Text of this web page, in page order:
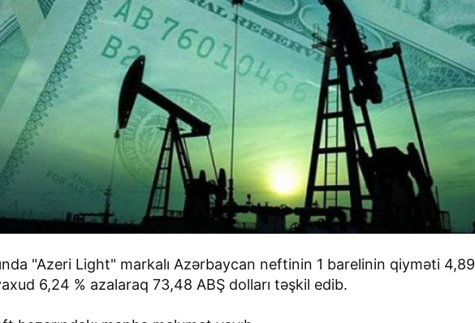
"Azeri Light" markalı Azərbaycan neftinin 1 barelinin qiyməti 4,89
6,24 % azalaraq 73,48 ABŞ dolları təşkil edib.